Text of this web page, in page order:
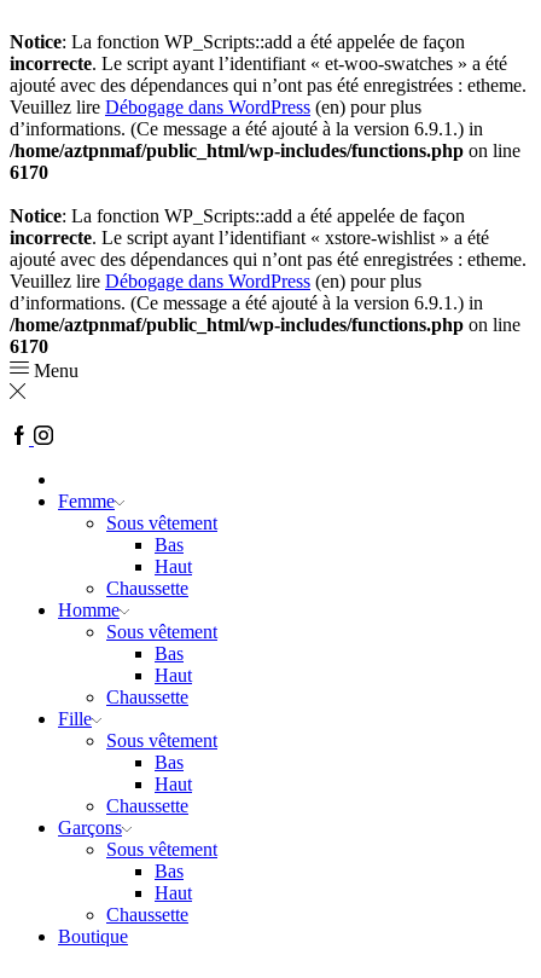
Notice: La fonction WP_Scripts::add a été appelée de façon
incorrecte. Le script ayant l’identifiant « et-woo-swatches » a été
ajouté avec des dépendances qui n’ont pas été enregistrées : etheme.
Veuillez lire Débogage dans WordPress (en) pour plus
d’informations. (Ce message a été ajouté à la version 6.9.1.) in
/home/aztpnmaf/public_html/wp-includes/functions.php on line
6170
Notice: La fonction WP_Scripts::add a été appelée de façon
incorrecte. Le script ayant l’identifiant « xstore-wishlist » a été
ajouté avec des dépendances qui n’ont pas été enregistrées : etheme.
Veuillez lire Débogage dans WordPress (en) pour plus
d’informations. (Ce message a été ajouté à la version 6.9.1.) in
/home/aztpnmaf/public_html/wp-includes/functions.php on line
6170
Menu
Facebook
Instagram
Femme
Sous vêtement
Bas
Haut
Chaussette
Homme
Sous vêtement
Bas
Haut
Chaussette
Fille
Sous vêtement
Bas
Haut
Chaussette
Garçons
Sous vêtement
Bas
Haut
Chaussette
Boutique